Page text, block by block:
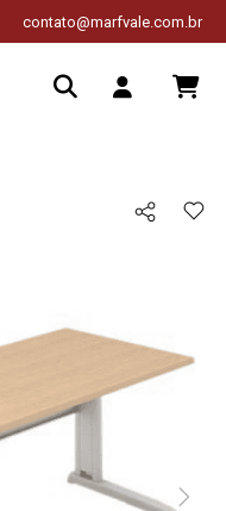
contato@marfvale.com.br